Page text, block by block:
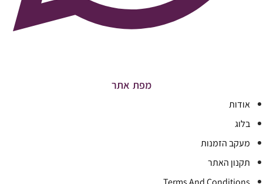
מפת אתר
אודות
בלוג
מעקב הזמנות
תקנון האתר